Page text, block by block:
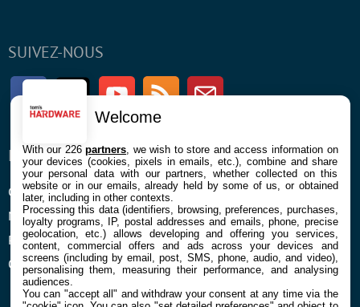
SUIVEZ-NOUS
FacebookTwitter Youtube RSS Newsletter
ENTREPRISE
Confidentialité et Cookies
Mentions légales et CGU
Préférences Cookies
Qui sommes nous
À PROPOS
Contact
Welcome
With our 226partners , we wish to store and access information on
your devices (cookies, pixels in emails, etc.), combine and share
your personal data with our partners, whether collected on this
website or in our emails, already held by some of us, or obtained
later, including in other contexts.
Processing this data (identifiers, browsing, preferences, purchases,
loyalty programs, IP, postal addresses and emails, phone, precise
geolocation, etc.) allows developing and offering you services,
content, commercial offers and ads across your devices and
screens (including by email, post, SMS, phone, audio, and video),
personalising them, measuring their performance, and analysing
audiences.
You can "accept all" and withdraw your consent at any time via the